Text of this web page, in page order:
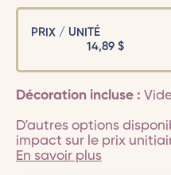
PRIX / UNITÉ
14,89 $
Décoration incluse :
D'autres options
impact sur le prix
En savoir plus